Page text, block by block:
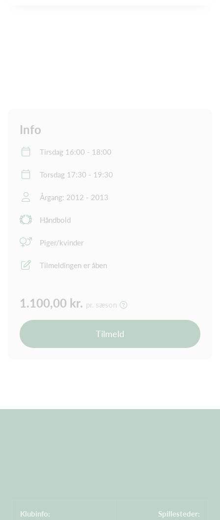
Info
Tirsdag 16:00 - 18:00
Torsdag 17:30 - 19:30
Årgang: 2012 - 2013
Håndbold
Piger/kvinder
Tilmeldingen er åben
1.100,00 kr. pr. sæson
Tilmeld
Klubinfo: Spillesteder: